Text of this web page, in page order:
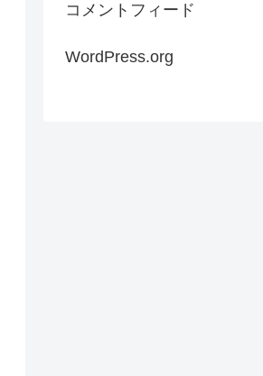
コメントフィード
WordPress.org